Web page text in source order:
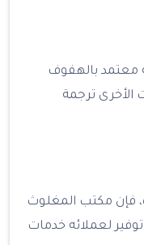
معتمد بالهفوف
الأخرى ترجمة
فإن مكتب المغلوث
لعملائه خدمات